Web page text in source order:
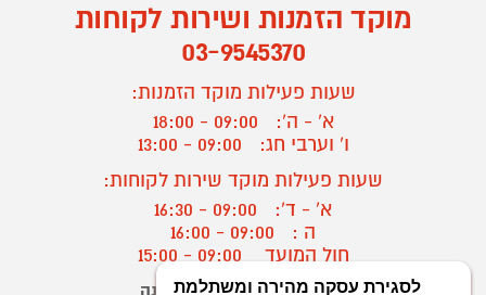
מוקד הזמנות ושירות לקוחות
03-9545370
שעות פעילות מוקד הזמנות:
א' - ה':
09:00 - 18:00
ו' וערבי חג:
09:00 - 13:00
שעות פעילות מוקד שירות לקוחות:
א' - ד':
09:00 - 16:30
ה :
09:00 - 16:00
חול המועד
? יצירת קשר/ביטול הזמנה